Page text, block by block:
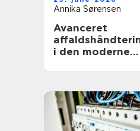
Annika Sørensen
Avanceret
i den moderne